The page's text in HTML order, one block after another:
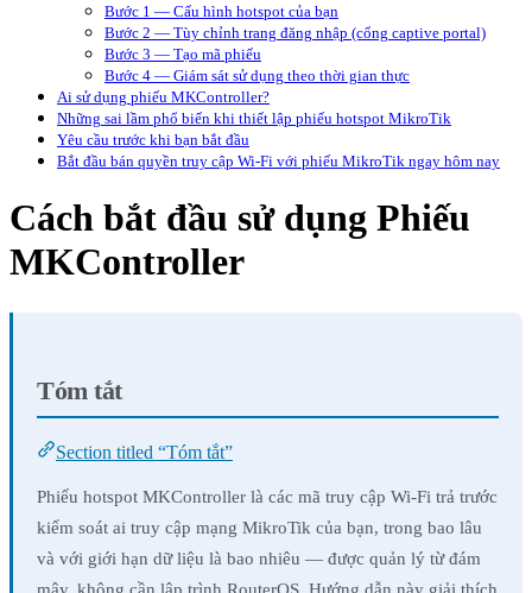
Bước 1 — Cấu hình hotspot của bạn
Bước 2 — Tùy chỉnh trang đăng nhập (cổng captive portal)
Bước 3 — Tạo mã phiếu
Bước 4 — Giám sát sử dụng theo thời gian thực
Ai sử dụng phiếu MKController?
Những sai lầm phổ biến khi thiết lập phiếu hotspot MikroTik
Yêu cầu trước khi bạn bắt đầu
Bắt đầu bán quyền truy cập Wi-Fi với phiếu MikroTik ngay hôm nay
Cách bắt đầu sử dụng Phiếu
MKController
Tóm tắt
Section titled “Tóm tắt”
Phiếu hotspot MKController là các mã truy cập Wi-Fi trả trước
kiểm soát ai truy cập mạng MikroTik của bạn, trong bao lâu
và với giới hạn dữ liệu là bao nhiêu — được quản lý từ đám
mây, không cần lập trình RouterOS. Hướng dẫn này giải thích